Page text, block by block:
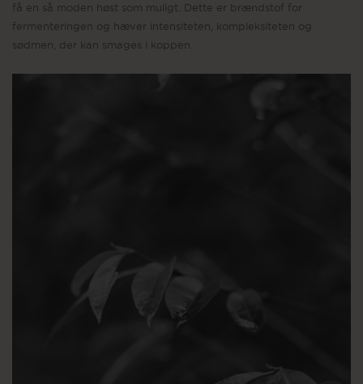
få en så moden høst som muligt. Dette er brændstof for
fermenteringen og hæver intensiteten, kompleksiteten og
sødmen, der kan smages i koppen.